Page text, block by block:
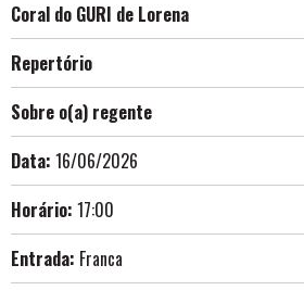
Coral do GURI de Lorena
Repertório
Sobre o(a) regente
Data: 16/06/2026
Horário: 17:00
Entrada: Franca